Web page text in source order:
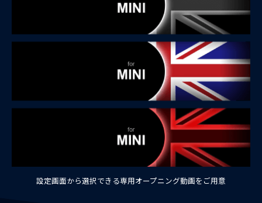
設定画面から選択できる専用オープニング動画をご用意